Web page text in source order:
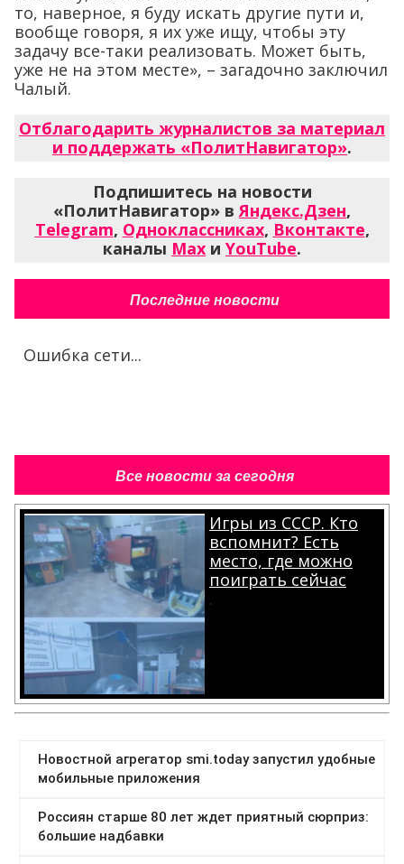
то, наверное, я буду искать другие пути и,
вообще говоря, я их уже ищу, чтобы эту
задачу все-таки реализовать. Может быть,
уже не на этом месте», – загадочно заключил
Чалый.
Отблагодарить журналистов за материал
и поддержать «ПолитНавигатор».
Подпишитесь на новости
«ПолитНавигатор» вЯндекс.Дзен,
Telegram, Одноклассниках, Вконтакте,
каналы Max и YouTube.
Последние новости
Ошибка сети...
Все новости за сегодня
Игры из СССР. Кто
вспомнит? Есть
место, где можно
поиграть сейчас
.